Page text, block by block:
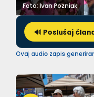
Foto: Ivan Pozniak
🔊 Poslušaj
Ovaj audio zapis